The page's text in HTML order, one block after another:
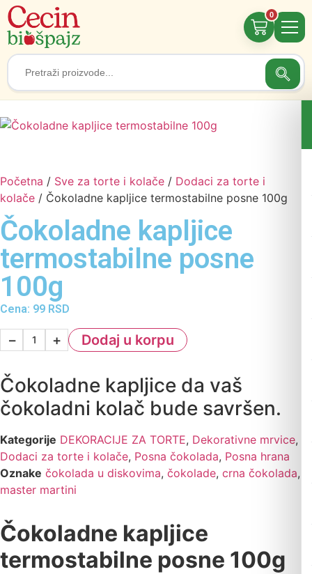
Search
for:
0
Početna / Sve za torte i kolače / Dodaci za torte i
kolače / Čokoladne kapljice termostabilne posne 100g
Čokoladne kapljice
termostabilne posne
100g
Cena: 99 RSD
− + Dodaj u korpu
Čokoladne kapljice da vaš
čokoladni kolač bude savršen.
Kategorije DEKORACIJE ZA TORTE, Dekorativne mrvice,
Dodaci za torte i kolače, Posna čokolada, Posna hrana
Oznake čokolada u diskovima, čokolade, crna čokolada,
master martini
Čokoladne kapljice
termostabilne posne 100g